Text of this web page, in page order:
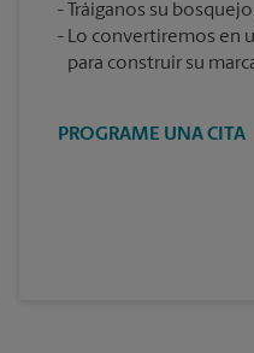
Tráiganos su
Lo convertiremos en
para construir su
PROGRAME UNA CITA